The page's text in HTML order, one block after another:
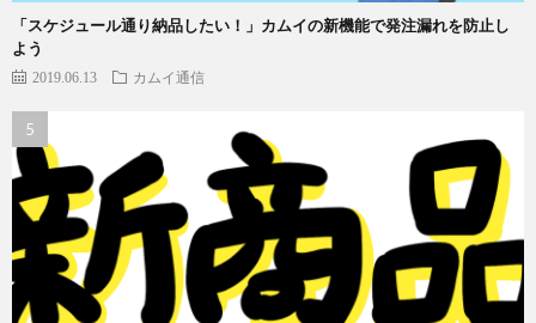
「スケジュール通り納品したい！」カムイの新機能で発注漏れを防止し
よう
2019.06.13 カムイ通信